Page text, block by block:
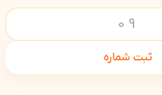
ثبت شماره